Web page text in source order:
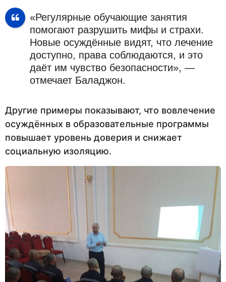
«Регулярные обучающие занятия
помогают разрушить мифы и страхи.
Новые осуждённые видят, что лечение
доступно, права соблюдаются, и это
даёт им чувство безопасности», —
отмечает Баладжон.
Другие примеры показывают, что вовлечение
осуждённых в образовательные программы
повышает уровень доверия и снижает
социальную изоляцию.